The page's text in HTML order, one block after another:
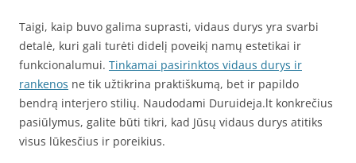
Taigi, kaip buvo galima suprasti, vidaus durys yra svarbi
detalė, kuri gali turėti didelį poveikį namų estetikai ir
funkcionalumui. Tinkamai pasirinktos vidaus durys ir
rankenos ne tik užtikrina praktiškumą, bet ir papildo
bendrą interjero stilių. Naudodami Duruideja.lt konkrečius
pasiūlymus, galite būti tikri, kad Jūsų vidaus durys atitiks
visus lūkesčius ir poreikius.